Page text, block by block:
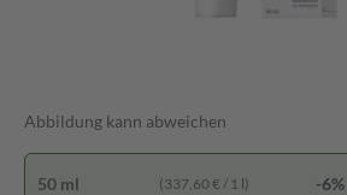
Abbildung kann abweichen
50 ml (337,60 € / 1 l) -6%